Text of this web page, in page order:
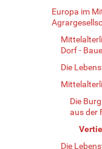
Europa im
Dorf -
Die
Die
aus der
Die